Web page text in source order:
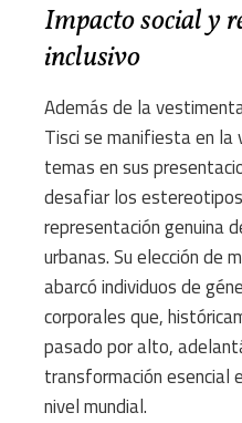
Impacto social y
inclusivo
Además de la
Tisci se manifiesta en la
temas en sus
desafiar los
representación genuina
urbanas. Su elección de
abarcó individuos de
corporales que,
pasado por alto,
transformación esencial
nivel mundial.